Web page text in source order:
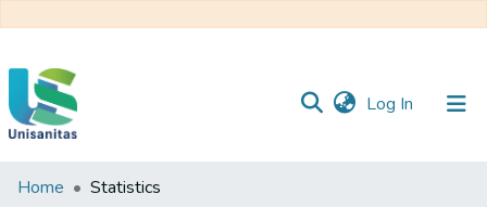
Log In (current)
Home Statistics